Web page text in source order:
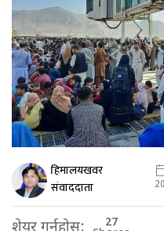
हिमालयखवर
संवाददाता
27